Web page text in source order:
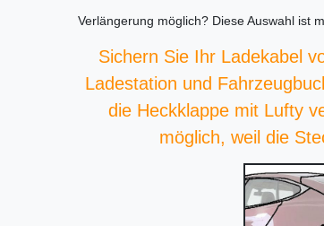
Verlängerung möglich? Diese Auswahl ist
Sichern Sie Ihr Ladekabel
Ladestation und
die Heckklappe mit Lufty
möglich, weil die